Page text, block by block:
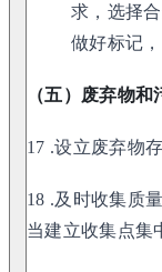
求，选择
做好标记
（五）废弃物和
17 .设立废弃物
18 .及时收集质
当建立收集点集